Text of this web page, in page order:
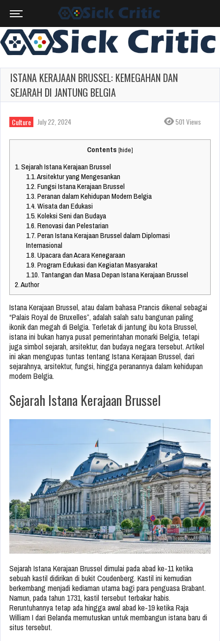
ISTANA KERAJAAN BRUSSEL: KEMEGAHAN DAN
SEJARAH DI JANTUNG BELGIA
Culture July 22, 2024 501 Views
Contents [hide]
1.Sejarah Istana Kerajaan Brussel
1.1.Arsitektur yang Mengesankan
1.2.Fungsi Istana Kerajaan Brussel
1.3.Peranan dalam Kehidupan Modern Belgia
1.4.Wisata dan Edukasi
1.5.Koleksi Seni dan Budaya
1.6.Renovasi dan Pelestarian
1.7.Peran Istana Kerajaan Brussel dalam Diplomasi
Internasional
1.8.Upacara dan Acara Kenegaraan
1.9.Program Edukasi dan Kegiatan Masyarakat
1.10. Tantangan dan Masa Depan Istana Kerajaan Brussel
2.Author
Istana Kerajaan Brussel, atau dalam bahasa Prancis dikenal sebagai
“Palais Royal de Bruxelles”, adalah salah satu bangunan paling
ikonik dan megah di Belgia. Terletak di jantung ibu kota Brussel,
istana ini bukan hanya pusat pemerintahan monarki Belgia, tetapi
juga simbol sejarah, arsitektur, dan budaya negara tersebut. Artikel
ini akan mengupas tuntas tentang Istana Kerajaan Brussel, dari
sejarahnya, arsitektur, fungsi, hingga peranannya dalam kehidupan
modern Belgia.
Sejarah Istana Kerajaan Brussel
Sejarah Istana Kerajaan Brussel dimulai pada abad ke-11 ketika
sebuah kastil didirikan di bukit Coudenberg. Kastil ini kemudian
berkembang menjadi kediaman utama bagi para penguasa Brabant.
Namun, pada tahun 1731, kastil tersebut terbakar habis.
Reruntuhannya tetap ada hingga awal abad ke-19 ketika Raja
William I dari Belanda memutuskan untuk membangun istana baru di
situs tersebut.